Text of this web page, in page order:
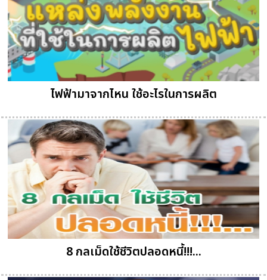
ไฟฟ้ามาจากไหน ใช้อะไรในการผลิต
8 กลเม็ดใช้ชีวิตปลอดหนี้!!!...